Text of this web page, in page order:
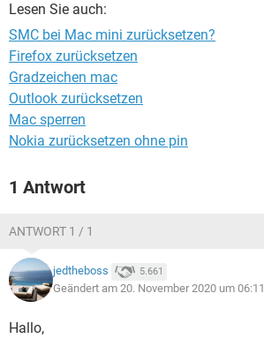
Lesen Sie auch:
SMC bei Mac mini zurücksetzen?
Firefox zurücksetzen
Gradzeichen mac
Outlook zurücksetzen
Mac sperren
Nokia zurücksetzen ohne pin
1 Antwort
ANTWORT 1 / 1
jedtheboss 5.661
Geändert am 20. November 2020 um 06:11
Hallo,